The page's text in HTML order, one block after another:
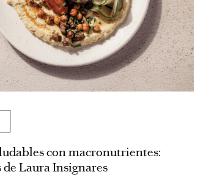
con macronutrientes:
de Laura Insignares